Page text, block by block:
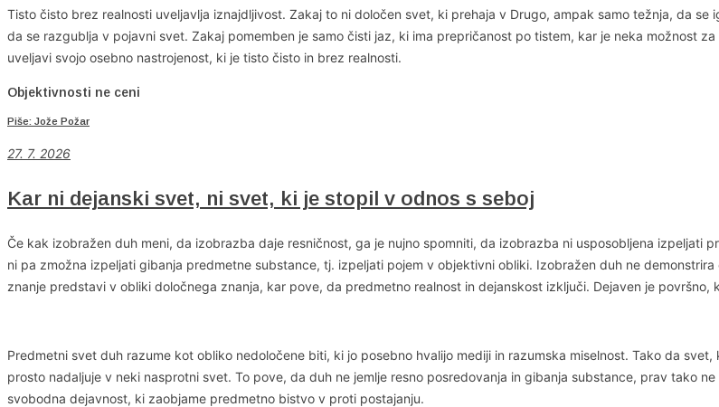
Tisto čisto brez realnosti uveljavlja iznajdljivost. Zakaj to ni določen svet, ki prehaja v Drugo, ampak samo težnja, da
da se razgublja v pojavni svet. Zakaj pomemben je samo čisti jaz, ki ima prepričanost po tistem, kar je neka možnost
uveljavi svojo osebno nastrojenost, ki je tisto čisto in brez realnosti.
Objektivnosti ne ceni
Piše: Jože Požar
27. 7. 2026
Kar ni dejanski svet, ni svet, ki je stopil v odnos s seboj
Če kak izobražen duh meni, da izobrazba daje resničnost, ga je nujno spomniti, da izobrazba ni usposobljena
ni pa zmožna izpeljati gibanja predmetne substance, tj. izpeljati pojem v objektivni obliki. Izobražen duh ne
znanje predstavi v obliki določnega znanja, kar pove, da predmetno realnost in dejanskost izključi. Dejaven je
Predmetni svet duh razume kot obliko nedoločene biti, ki jo posebno hvalijo mediji in razumska miselnost. Tako da
prosto nadaljuje v neki nasprotni svet. To pove, da duh ne jemlje resno posredovanja in gibanja substance, prav tako
svobodna dejavnost, ki zaobjame predmetno bistvo v proti postajanju.